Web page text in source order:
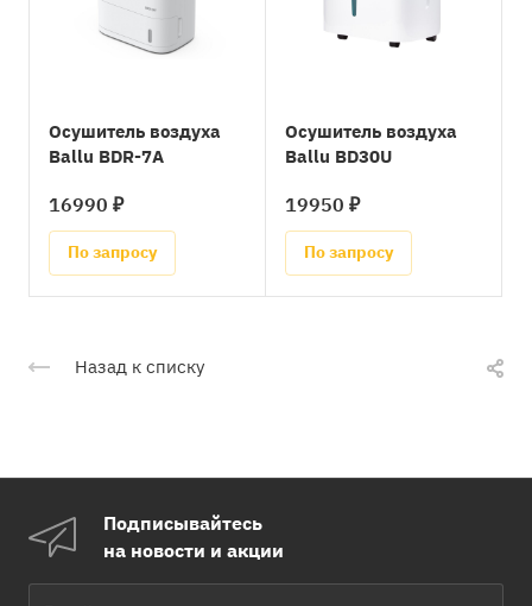
Осушитель воздуха
Ballu BDR-7A
16990 ₽
По запросу
Осушитель воздуха
Ballu BD30U
19950 ₽
По запросу
Назад к списку
Подписывайтесь
на новости и акции